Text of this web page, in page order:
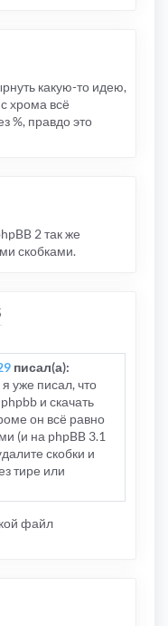
какую-то идею,
хрома всё
%, правдо это
2 так же
скобками.
писал(а):
уже писал, что
и скачать
он всё равно
(и на phpBB 3.1
скобки и
тире или
файл